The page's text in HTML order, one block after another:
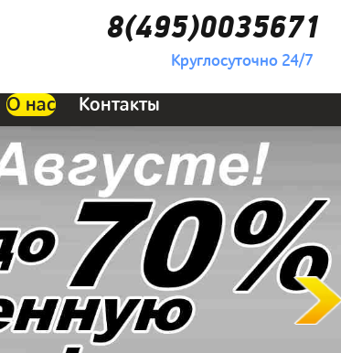
8(495)0035671
Круглосуточно 24/7
О нас Контакты